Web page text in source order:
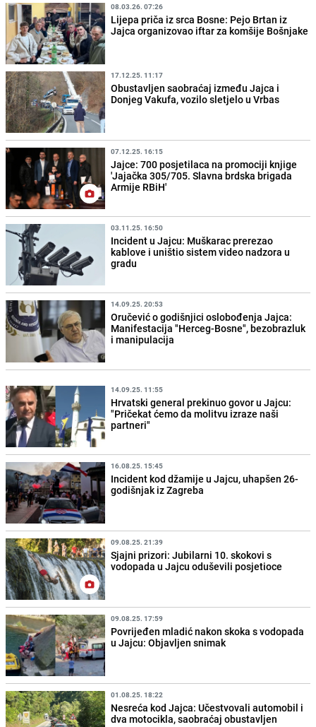
08.03.26. 07:26
Lijepa priča iz srca Bosne: Pejo Brtan iz
Jajca organizovao iftar za komšije Bošnjake
17.12.25. 11:17
Obustavljen saobraćaj između Jajca i
Donjeg Vakufa, vozilo sletjelo u Vrbas
07.12.25. 16:15
Jajce: 700 posjetilaca na promociji knjige
'Jajačka 305/705. Slavna brdska brigada
Armije RBiH'
03.11.25. 16:50
Incident u Jajcu: Muškarac prerezao
kablove i uništio sistem video nadzora u
gradu
14.09.25. 20:53
Oručević o godišnjici oslobođenja Jajca:
Manifestacija "Herceg-Bosne", bezobrazluk
i manipulacija
14.09.25. 11:55
Hrvatski general prekinuo govor u Jajcu:
"Pričekat ćemo da molitvu izraze naši
partneri"
16.08.25. 15:45
Incident kod džamije u Jajcu, uhapšen 26-
godišnjak iz Zagreba
09.08.25. 21:39
Sjajni prizori: Jubilarni 10. skokovi s
vodopada u Jajcu oduševili posjetioce
09.08.25. 17:59
Povrijeđen mladić nakon skoka s vodopada
u Jajcu: Objavljen snimak
01.08.25. 18:22
Nesreća kod Jajca: Učestvovali automobil i
dva motocikla, saobraćaj obustavljen